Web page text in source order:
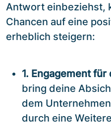
Antwort einbeziehst,
Chancen auf eine
erheblich steigern:
1. Engagement
bring deine
dem
durch eine